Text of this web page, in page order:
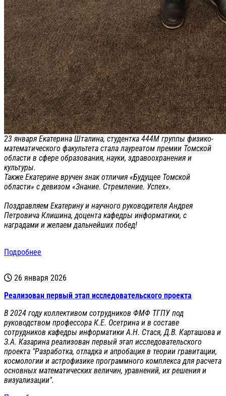
23 января Екатерина Шталина, студентка 444М группы физико-
математического факультета стала лауреатом премии Томской
области в сфере образования, науки, здравоохранения и
культуры.
Также Екатерине вручен знак отличия «Будущее Томской
области» с девизом «Знание. Стремление. Успех».
Поздравляем Екатерину и научного руководителя Андрея
Петровича Клишина, доцента кафедры информатики, с
наградами и желаем дальнейших побед!
Подробнее
26 января 2026
Реализован первый этап исследовательского проекта
В 2024 году коллективом сотрудников ФМФ ТГПУ под
руководством профессора К.Е. Осетрина и в составе
сотрудников кафедры информатики А.Н. Стася, Д.В. Карташова и
З.А. Казарина реализован первый этап исследовательского
проекта "Разработка, отладка и апробация в теории гравитации,
космологии и астрофизике программного комплекса для расчета
основных математических величин, уравнений, их решения и
визуализации".